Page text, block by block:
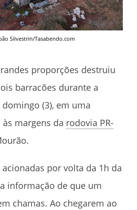
Silvestrin/Tasabendo.com
proporções destruiu
barracões durante a
(3), em uma
margens da rodovia PR-
por volta da 1h da
informação de que um
chamas. Ao chegarem ao